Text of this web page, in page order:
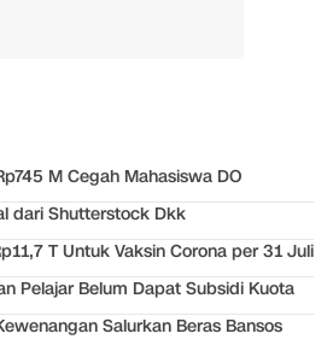
M Cegah Mahasiswa DO
dari Shutterstock Dkk
T Untuk Vaksin Corona per 31 Juli
Pelajar Belum Dapat Subsidi Kuota
Salurkan Beras Bansos